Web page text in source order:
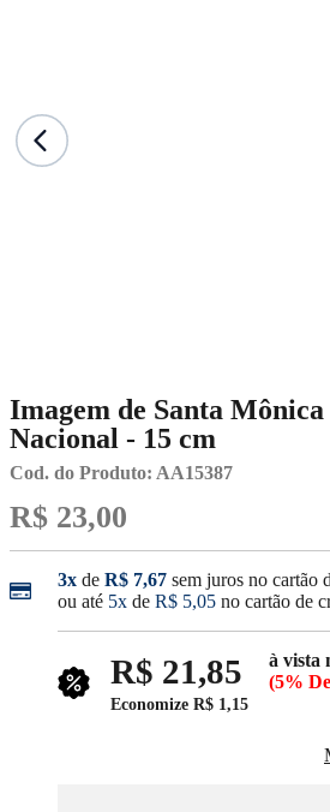
Imagem de Santa Mônica
Nacional - 15 cm
Cod. do Produto: AA15387
R$ 23,00
3x de R$ 7,67 sem juros no cartão
ou até 5x de R$ 5,05 no cartão de
R$ 21,85
à vista
(5%
Economize R$ 1,15